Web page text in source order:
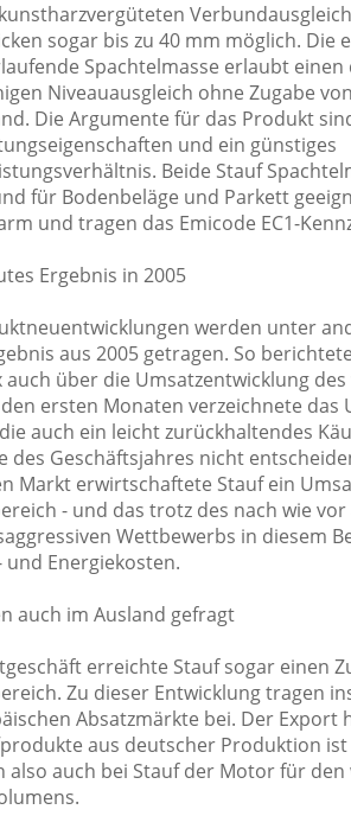
Verbundausgleich
sogar bis zu 40 mm möglich. Die
Spachtelmasse erlaubt
Niveauausgleich ohne Zugabe
Die Argumente für das Produkt
und ein günstiges
Beide Stauf
für Bodenbeläge und Parkett
und tragen das Emicode EC1-
Ergebnis in 2005
werden unter
aus 2005 getragen. So
über die Umsatzentwicklung des
ersten Monaten verzeichnete das
auch ein leicht zurückhaltendes
des Geschäftsjahres nicht
Markt erwirtschaftete Stauf ein
- und das trotz des nach wie
Wettbewerbs in diesem
und Energiekosten.
auch im Ausland gefragt
erreichte Stauf sogar einen
Zu dieser Entwicklung tragen
Absatzmärkte bei. Der Export
aus deutscher Produktion
also auch bei Stauf der Motor für